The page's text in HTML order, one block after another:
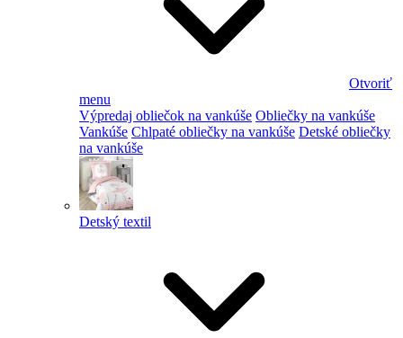
Otvoriť
menu
Výpredaj obliečok na vankúše Obliečky na vankúše
Vankúše Chlpaté obliečky na vankúše Detské obliečky
na vankúše
Detský textil